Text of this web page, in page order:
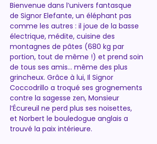
Bienvenue dans l’univers fantasque
de Signor Elefante, un éléphant pas
comme les autres : il joue de la basse
électrique, médite, cuisine des
montagnes de pâtes (680 kg par
portion, tout de même !) et prend soin
de tous ses amis… même des plus
grincheux. Grâce à lui, Il Signor
Coccodrillo a troqué ses grognements
contre la sagesse zen, Monsieur
l’Écureuil ne perd plus ses noisettes,
et Norbert le bouledogue anglais a
trouvé la paix intérieure.